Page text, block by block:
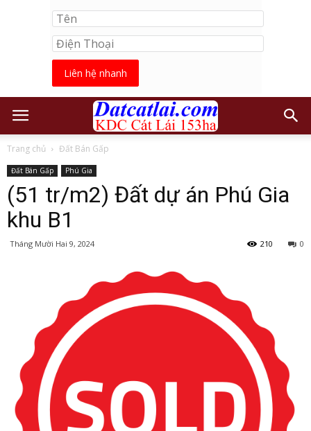
Liên hệ nhanh
Trang chủ Đất Bán Gấp
Đất Bán Gấp Phú Gia
(51 tr/m2) Đất dự án Phú Gia
khu B1
Tháng Mười Hai 9, 2024 0
210